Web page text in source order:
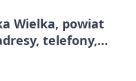
Wielka, powiat
telefony,